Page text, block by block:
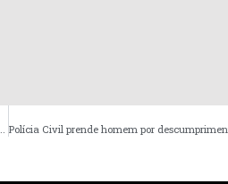
Fernando PL é diplomado prefeito de Governador Nunes Freire para o mandato 2025-2028